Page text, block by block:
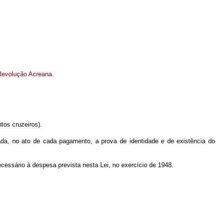
Acreana.
cruzeiros).
no ato de cada pagamento, a prova de identidade e de existência do
à despesa prevista nesta Lei, no exercício de 1948.